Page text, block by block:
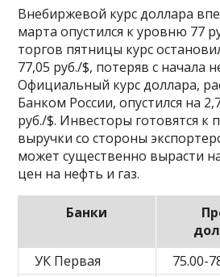
Внебиржевой курс доллара
марта опустился к уровню 77
торгов пятницы курс
77,05 руб./$, потеряв с начала
Официальный курс доллара,
Банком России, опустился на
руб./$. Инвесторы готовятся к
выручки со стороны
может существенно вырасти
цен на нефть и газ.
Банки
УК Первая
75.00-